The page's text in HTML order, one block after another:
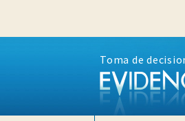
Toma de